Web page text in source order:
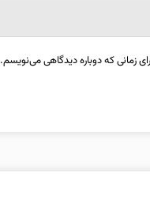
زمانی که دوباره دیدگاهی می‌نویسم.